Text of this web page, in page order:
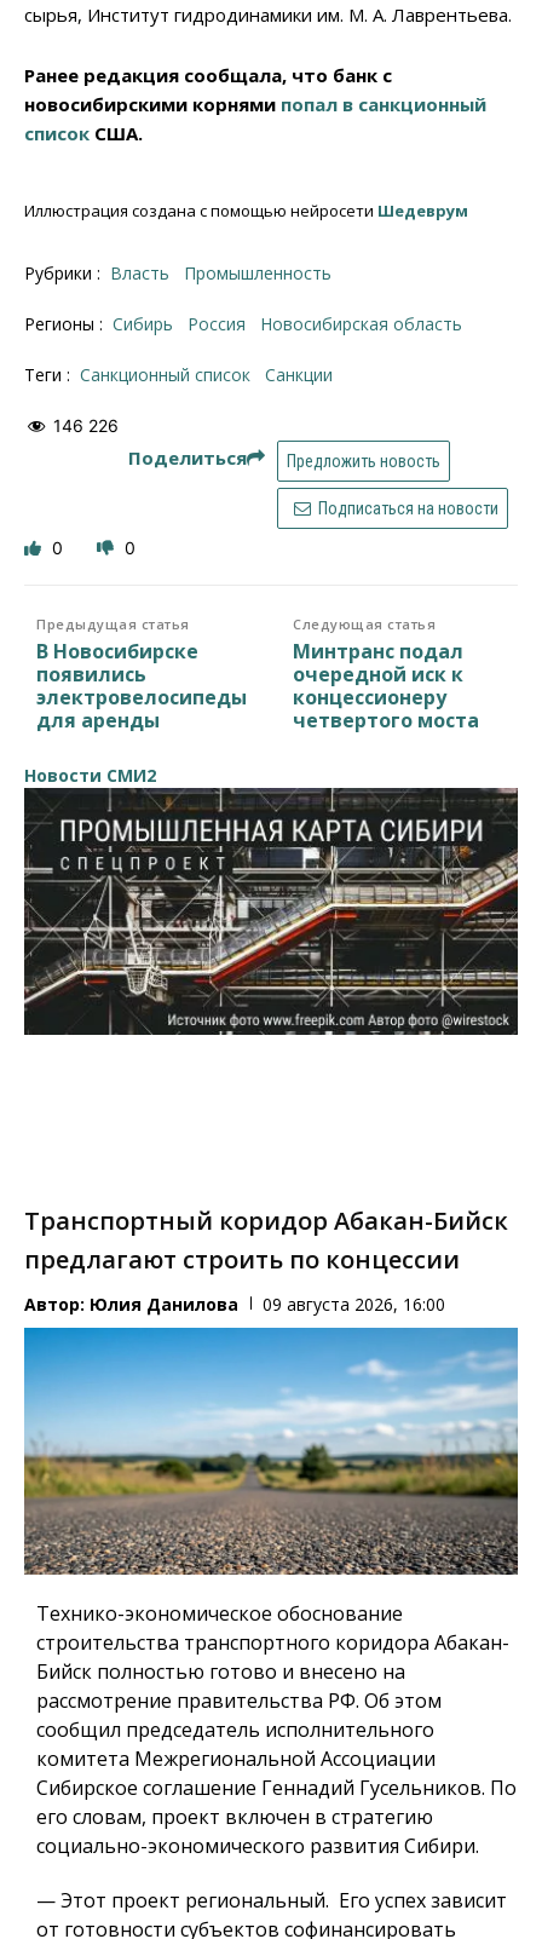
сырья, Институт гидродинамики им. М. А. Лаврентьева.
Ранее редакция сообщала, что банк с
новосибирскими корнями попал в санкционный
список США.
Иллюстрация создана с помощью нейросети Шедеврум
Рубрики : Власть Промышленность
Регионы : Сибирь Россия Новосибирская область
Теги : Санкционный список санкции
146 226
Поделиться Предложить новость
Подписаться на новости
0 0
Предыдущая статья
В Новосибирске
появились
электровелосипеды
для аренды
Следующая статья
Минтранс подал
очередной иск к
концессионеру
четвертого моста
Новости СМИ2
Транспортный коридор Абакан-Бийск
предлагают строить по концессии
Автор: Юлия Данилова 09 августа 2026, 16:00
Технико-экономическое обоснование
строительства транспортного коридора Абакан-
Бийск полностью готово и внесено на
рассмотрение правительства РФ. Об этом
сообщил председатель исполнительного
комитета Межрегиональной Ассоциации
Сибирское соглашение Геннадий Гусельников. По
его словам, проект включен в стратегию
социально-экономического развития Сибири.
— Этот проект региональный. Его успех зависит
от готовности субъектов софинансировать